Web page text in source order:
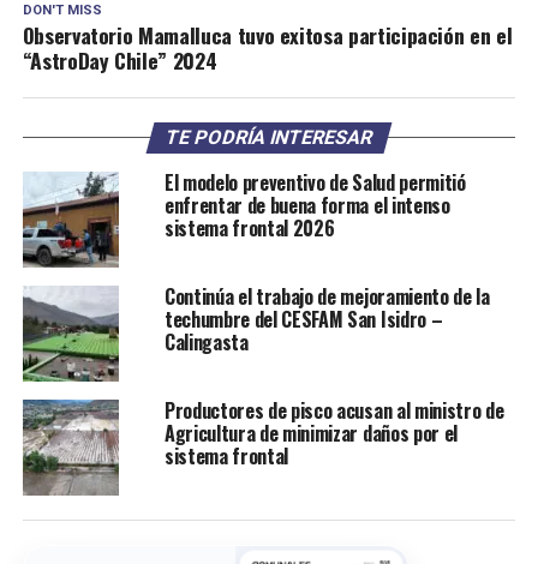
DON'T MISS
Observatorio Mamalluca tuvo exitosa participación en el
“AstroDay Chile” 2024
TE PODRÍA INTERESAR
El modelo preventivo de Salud permitió
enfrentar de buena forma el intenso
sistema frontal 2026
Continúa el trabajo de mejoramiento de la
techumbre del CESFAM San Isidro –
Calingasta
Productores de pisco acusan al ministro de
Agricultura de minimizar daños por el
sistema frontal